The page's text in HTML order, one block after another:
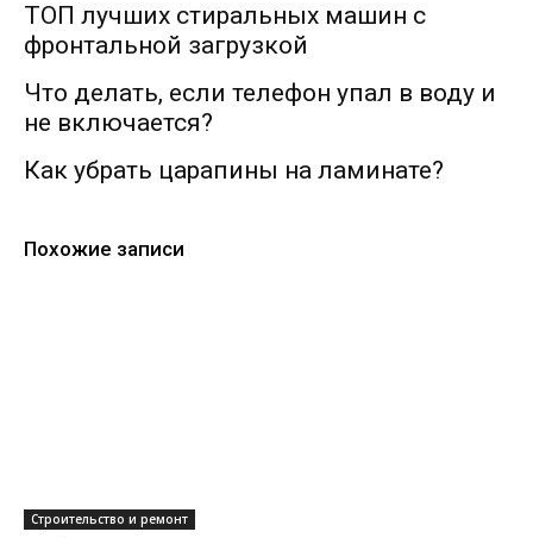
ТОП лучших стиральных машин с
фронтальной загрузкой
Что делать, если телефон упал в воду и
не включается?
Как убрать царапины на ламинате?
Похожие записи
Строительство и ремонт